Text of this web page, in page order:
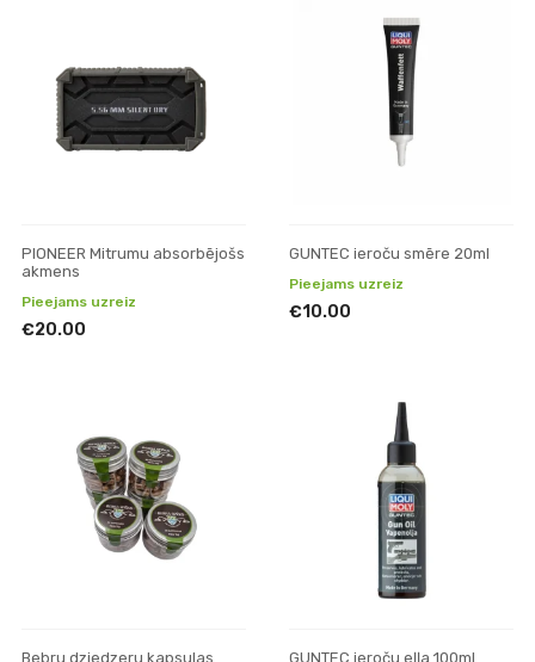
PIONEER Mitrumu absorbējošs
akmens
Pieejams uzreiz
€20.00
GUNTEC ieroču smēre 20ml
Pieejams uzreiz
€10.00
Bebru dziedzeru kapsulas GUNTEC ieroču eļļa 100ml